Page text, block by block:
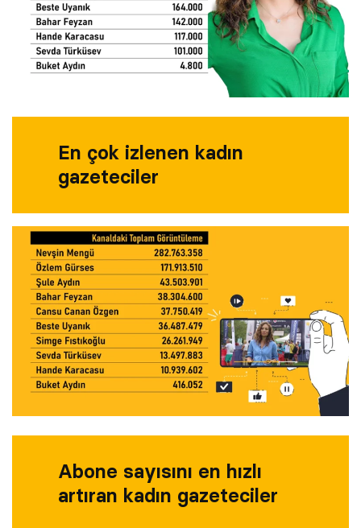
En çok izlenen kadın
gazeteciler
Abone sayısını en hızlı
artıran kadın gazeteciler